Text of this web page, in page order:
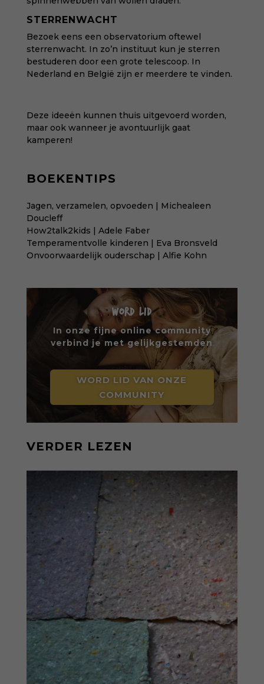
STERRENWACHT
Bezoek eens een observatorium oftewel
sterrenwacht. In zo’n instituut kun je sterren
bestuderen door een grote telescoop. In
Nederland en België zijn er meerdere te vinden.
Deze ideeën kunnen thuis uitgevoerd worden,
maar ook wanneer je avontuurlijk gaat
kamperen!
BOEKENTIPS
Jagen, verzamelen, opvoeden | Michealeen
Doucleff
How2talk2kids | Adele Faber
Temperamentvolle kinderen | Eva Bronsveld
Onvoorwaardelijk ouderschap | Alfie Kohn
WORD LID
In onze fijne online community
verbind je met gelijkgestemden
WORD LID VAN ONZE
COMMUNITY
VERDER LEZEN